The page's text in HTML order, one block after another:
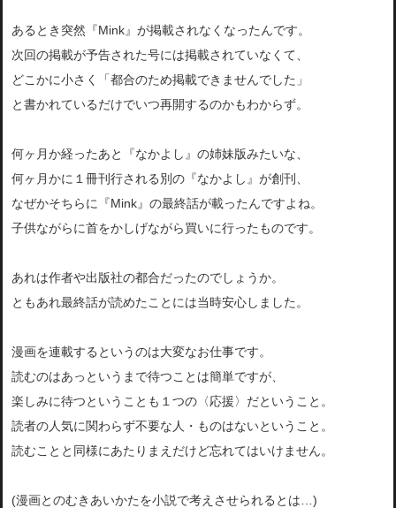
あるとき突然『Mink』が掲載されなくなったんです。
次回の掲載が予告された号には掲載されていなくて、
どこかに小さく「都合のため掲載できませんでした」
と書かれているだけでいつ再開するのかもわからず。
何ヶ月か経ったあと『なかよし』の姉妹版みたいな、
何ヶ月かに１冊刊行される別の『なかよし』が創刊、
なぜかそちらに『Mink』の最終話が載ったんですよね。
子供ながらに首をかしげながら買いに行ったものです。
あれは作者や出版社の都合だったのでしょうか。
ともあれ最終話が読めたことには当時安心しました。
漫画を連載するというのは大変なお仕事です。
読むのはあっというまで待つことは簡単ですが、
楽しみに待つということも１つの〈応援〉だということ。
読者の人気に関わらず不要な人・ものはないということ。
読むことと同様にあたりまえだけど忘れてはいけません。
(漫画とのむきあいかたを小説で考えさせられるとは…)